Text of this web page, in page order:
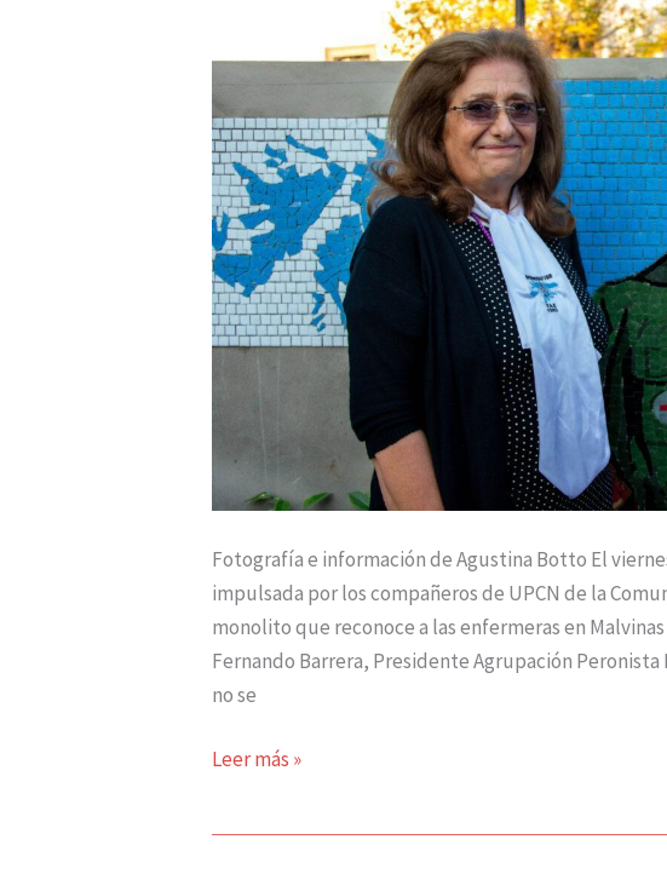
Fotografía e información de Agustina Botto El
impulsada por los compañeros de UPCN de la
monolito que reconoce a las enfermeras en
Fernando Barrera, Presidente Agrupación Peronista
no se
Obrero
Leer más »